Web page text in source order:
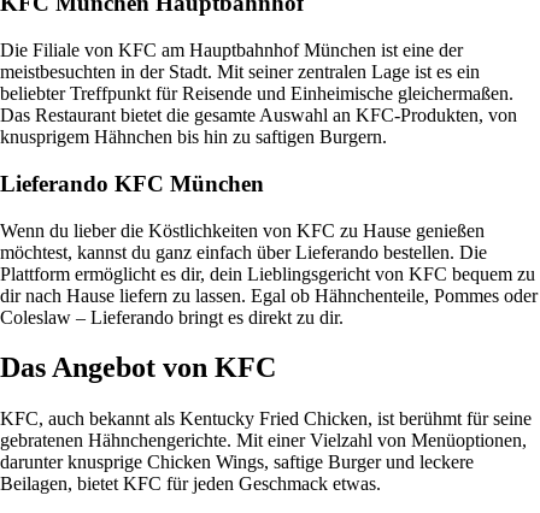
Die Filiale von KFC am Hauptbahnhof München ist eine der
meistbesuchten in der Stadt. Mit seiner zentralen Lage ist es ein
beliebter Treffpunkt für Reisende und Einheimische gleichermaßen.
Das Restaurant bietet die gesamte Auswahl an KFC-Produkten, von
knusprigem Hähnchen bis hin zu saftigen Burgern.
Lieferando KFC München
Wenn du lieber die Köstlichkeiten von KFC zu Hause genießen
möchtest, kannst du ganz einfach über Lieferando bestellen. Die
Plattform ermöglicht es dir, dein Lieblingsgericht von KFC bequem zu
dir nach Hause liefern zu lassen. Egal ob Hähnchenteile, Pommes oder
Coleslaw – Lieferando bringt es direkt zu dir.
Das Angebot von KFC
KFC, auch bekannt als Kentucky Fried Chicken, ist berühmt für seine
gebratenen Hähnchengerichte. Mit einer Vielzahl von Menüoptionen,
darunter knusprige Chicken Wings, saftige Burger und leckere
Beilagen, bietet KFC für jeden Geschmack etwas.